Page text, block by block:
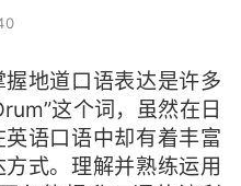
地道口语表达是许多
这个词，虽然在日
语口语中却有着丰富
式。理解并熟练运用